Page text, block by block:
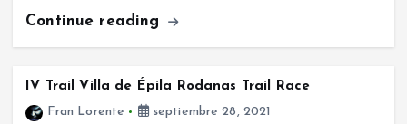
Continue reading
IV Trail Villa de Épila Rodanas Trail Race
Fran Lorente
septiembre 28, 2021